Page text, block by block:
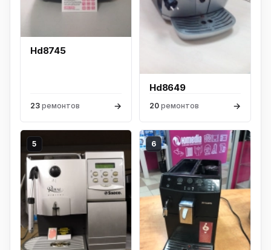
Hd8745
23 ремонтов →
Hd8649
20 ремонтов →
5 6